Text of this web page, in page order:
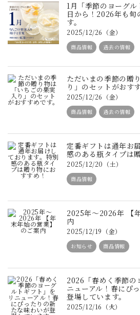
1月「季節のヨーグ
日から！2026年も旬
す。
2025/12/26（金）
商品情報 過去の情報
ただいまの季節の贈
り」のセットがおす
2025/12/26（金）
商品情報 過去の情報
定番ギフトは通年お
感のある瓶タイプは
2025/12/20（土）
商品情報
2025年～2026年 【
内
2025/12/19（金）
お知らせ 商品情報
2026「春めく季節の
ニューアル！春にぴ
登場しています。
2025/12/16（火）